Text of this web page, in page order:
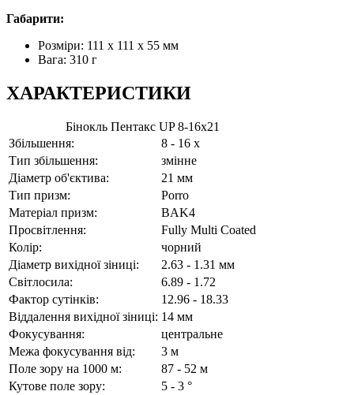
Габарити:
Розміри: 111 x 111 x 55 мм
Вага: 310 г
ХАРАКТЕРИСТИКИ
Бінокль Пентакс UP 8-16x21
Збільшення:
8 - 16 x
Тип збільшення:
змінне
Діаметр об'єктива:
21 мм
Тип призм:
Porro
Матеріал призм:
BAK4
Просвітлення:
Fully Multi Coated
Колір:
чорний
Діаметр вихідної зіниці:
2.63 - 1.31 мм
Світлосила:
6.89 - 1.72
Фактор сутінків:
12.96 - 18.33
Віддалення вихідної зіниці: 14 мм
Фокусування:
центральне
Межа фокусування від:
3 м
Поле зору на 1000 м:
87 - 52 м
Кутове поле зору:
5 - 3 °